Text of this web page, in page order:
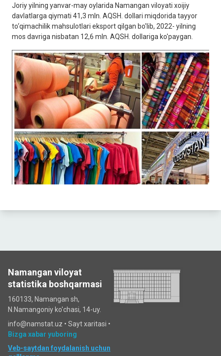
Joriy yilning yanvar-may oylarida Namangan viloyati xoijiy
davlatlarga qiymati 41,3 mln. AQSH. dollari miqdorida tayyor
to‘qimachilik mahsulotlari eksport qilgan bo'lib, 2022- yilning
mos davriga nisbatan 12,6 mln. AQSH. dollariga ko'paygan.
Namangan viloyat
statistika boshqarmasi
160133, Namangan sh,
N.Namangoniy ko'chasi, 14-uy.
info@namstat.uz • Sayt xaritasi •
Bizga xabar yuboring
Veb-saytdan foydalanish uchun